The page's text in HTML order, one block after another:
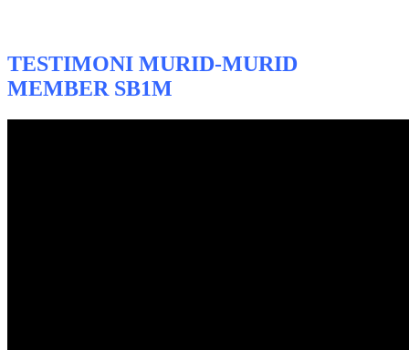
TESTIMONI MURID-MURID
MEMBER SB1M